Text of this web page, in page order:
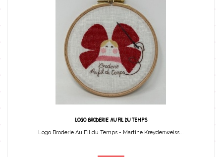
LOGO BRODERIE AU FIL DU TEMPS
Logo Broderie Au Fil du Temps - Martine Kreydenweiss...